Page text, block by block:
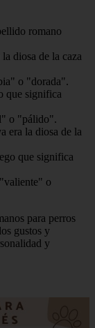
romano
diosa de la caza
o "dorada".
que significa
o "pálido".
era la diosa de la
que significa
o
para perros
gustos y
y